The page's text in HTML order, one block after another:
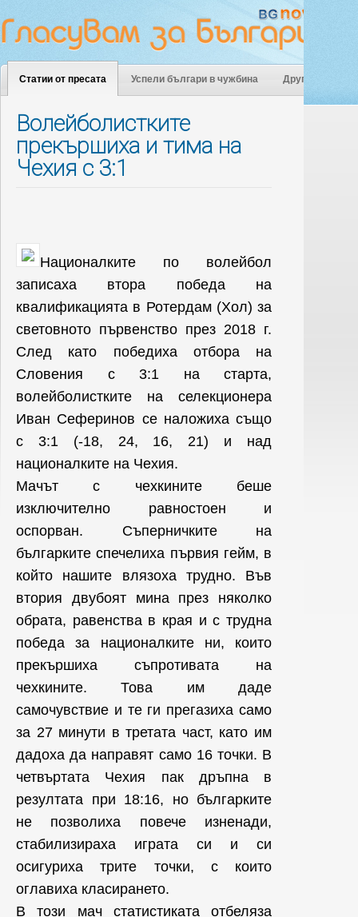
Статии от пресата Успели българи в чужбина Други
Волейболистките
прекършиха и тима на
Чехия с 3:1
Националките по волейбол
записаха втора победа на
квалификацията в Ротердам (Хол) за
световното първенство през 2018 г.
След като победиха отбора на
Словения с 3:1 на старта,
волейболистките на селекционера
Иван Сеферинов се наложиха също
с 3:1 (-18, 24, 16, 21) и над
националките на Чехия.
Мачът с чехкините беше
изключително равностоен и
оспорван. Съперничките на
българките спечелиха първия гейм, в
който нашите влязоха трудно. Във
втория двубоят мина през няколко
обрата, равенства в края и с трудна
победа за националките ни, които
прекършиха съпротивата на
чехкините. Това им даде
самочувствие и те ги прегазиха само
за 27 минути в третата част, като им
дадоха да направят само 16 точки. В
четвъртата Чехия пак дръпна в
резултата при 18:16, но българките
не позволиха повече изненади,
стабилизираха играта си и си
осигуриха трите точки, с които
оглавиха класирането.
В този мач статистиката отбеляза